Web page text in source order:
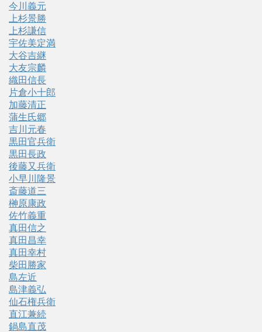
今川義元
上杉景勝
上杉謙信
宇佐美定満
大谷吉継
大友宗麟
織田信長
片倉小十郎
加藤清正
蒲生氏郷
吉川元春
黒田官兵衛
黒田長政
後藤又兵衛
小早川隆景
斎藤道三
榊原康政
佐竹義重
真田信之
真田昌幸
真田幸村
柴田勝家
島左近
島津義弘
仙石権兵衛
直江兼続
鍋島直茂